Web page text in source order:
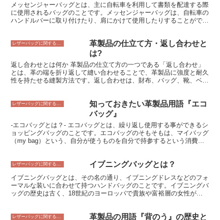
は、通常の縫製よりも手間がかかるため、コストアップにつながりま
す。 * -革の消費量が増える-縫い返しをするには、通常の縫製よりも
多くの革が必要になります。 * -縫い目が目立つ-縫い返しをすること
返しにはメリットとデメリットがあります。使用する革の素材や、製
品のデザインなどによって、縫い返しをするかどうかを決める必要が
メッセンジャーバッグとは、主に自転車を利用して書類を配達する際
に使用されるバッグのことです。メッセンジャーバッグは、自転車の
ハンドルバーに取り付けたり、肩にかけて使用したりすることができ
す。さらに、メッセンジャーバッグには、書類を整理して収納できる
ポケットが備えられていることが多く、配達業務を効率的に行うこと
ができます。メッセンジャーバッグは、自転車を利用した書類配達業
務に最適なバッグです。
レザーバッグに関すること
革製品の仕立て方・返し合わせと
は?
返し合わせとは何か 革製品の仕立て方の一つである「返し合わせ」
とは、革の端を折り返して縫い合わせることで、革製品に強度と耐久
性を持たせる縫製方法です。返し合わせは、財布、バッグ、靴、ベル
てから縫い合わせるため、革製品に立体感を持たせることができま
す。また、返し合わせは、革の端を折り返すことで、革製品の端を保
護することができるため、革製品の耐久性を向上させることができま
す。 返し合わせは、革製品の仕立て方の中でも基本的な縫製方法で
あり、革製品を製作する際には、必ずといっていいほど使用する縫製
方法です。返し合わせは、革の端をきれいに折り返して縫い合わせる
レザーバッグに関すること
知っておきたい革製品用語『エコ
バッグ』
-エコバッグとは？- エコバッグとは、繰り返し使用する事ができるシ
ョッピングバッグのことです。エコバッグのそもそもは、マイバッグ
（my bag）という、自分が使うものを自分で持参するという消費ス
なったことに端を発します。 布製バッグを持ち込むという慣習は、
場や学校に行くスタイルと相まって、エコバッグは必須のエコグッズ
として広く普及しました。
イブニングバッグとは？
イブニングバッグとは、その名の通り、イブニングドレスなどのフォ
ーマルな装いに合わせて持つハンドバッグのことです。イブニングバ
ッグの歴史は古く、18世紀のヨーロッパで貴族や富裕層の女性が社
なると、イブニングバッグはより小型化され、装飾も控えめになって
革製品の用語『背のう』の歴史と